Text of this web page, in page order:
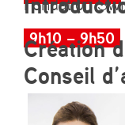
9h10 – 9h50
Création
Conseil